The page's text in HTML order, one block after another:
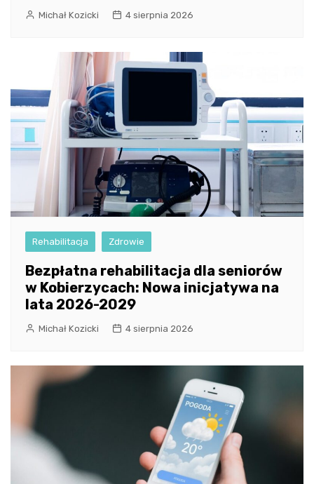
Michał Kozicki 4 sierpnia 2026
Rehabilitacja Zdrowie
Bezpłatna rehabilitacja dla seniorów
w Kobierzycach: Nowa inicjatywa na
lata 2026-2029
Michał Kozicki 4 sierpnia 2026